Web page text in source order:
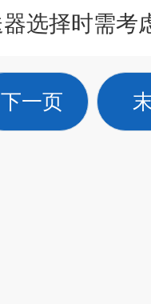
下一页